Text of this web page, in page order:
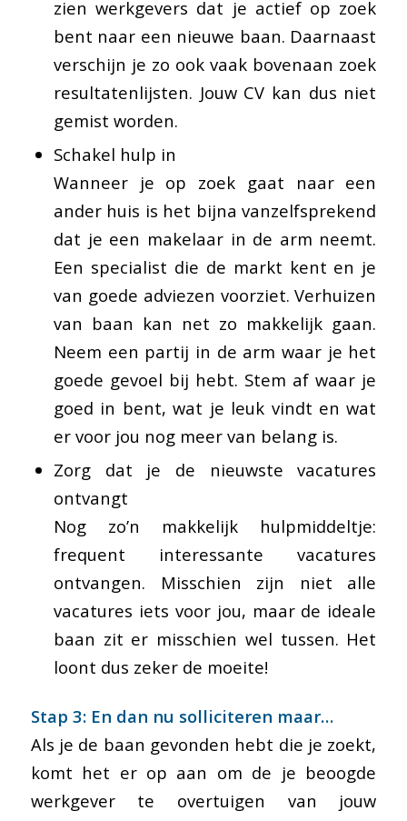
zien werkgevers dat je actief op zoek
bent naar een nieuwe baan. Daarnaast
verschijn je zo ook vaak bovenaan zoek
resultatenlijsten. Jouw CV kan dus niet
gemist worden.
Schakel hulp in
Wanneer je op zoek gaat naar een
ander huis is het bijna vanzelfsprekend
dat je een makelaar in de arm neemt.
Een specialist die de markt kent en je
van goede adviezen voorziet. Verhuizen
van baan kan net zo makkelijk gaan.
Neem een partij in de arm waar je het
goede gevoel bij hebt. Stem af waar je
goed in bent, wat je leuk vindt en wat
er voor jou nog meer van belang is.
Zorg dat je de nieuwste vacatures
ontvangt
Nog zo’n makkelijk hulpmiddeltje:
frequent interessante vacatures
ontvangen. Misschien zijn niet alle
vacatures iets voor jou, maar de ideale
baan zit er misschien wel tussen. Het
loont dus zeker de moeite!
Stap 3: En dan nu solliciteren maar…
Als je de baan gevonden hebt die je zoekt,
komt het er op aan om de je beoogde
werkgever te overtuigen van jouw